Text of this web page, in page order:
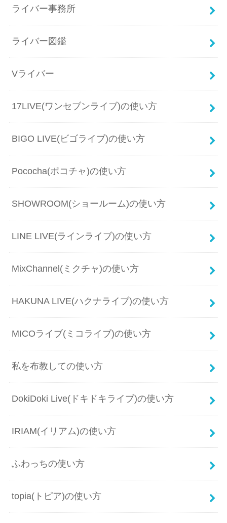
ライバー事務所
ライバー図鑑
Vライバー
17LIVE(ワンセブンライブ)の使い方
BIGO LIVE(ビゴライブ)の使い方
Pococha(ポコチャ)の使い方
SHOWROOM(ショールーム)の使い方
LINE LIVE(ラインライブ)の使い方
MixChannel(ミクチャ)の使い方
HAKUNA LIVE(ハクナライブ)の使い方
MICOライブ(ミコライブ)の使い方
私を布教しての使い方
DokiDoki Live(ドキドキライブ)の使い方
IRIAM(イリアム)の使い方
ふわっちの使い方
topia(トピア)の使い方